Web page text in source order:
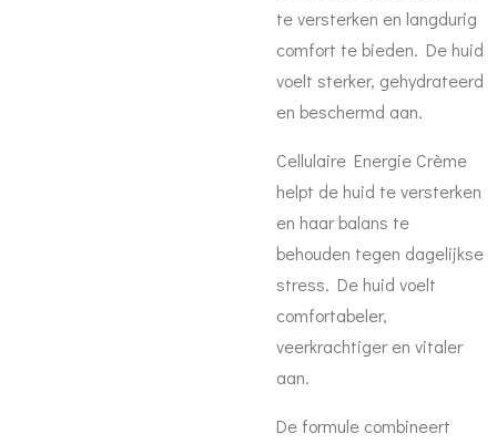
te versterken en langdurig
comfort te bieden. De huid
voelt sterker, gehydrateerd
en beschermd aan.
Cellulaire Energie Crème
helpt de huid te versterken
en haar balans te
behouden tegen dagelijkse
stress. De huid voelt
comfortabeler,
veerkrachtiger en vitaler
aan.
De formule combineert